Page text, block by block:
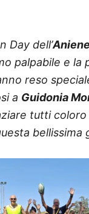
Day dell’
palpabile e
reso
a Guidonia
tutti
bellissima